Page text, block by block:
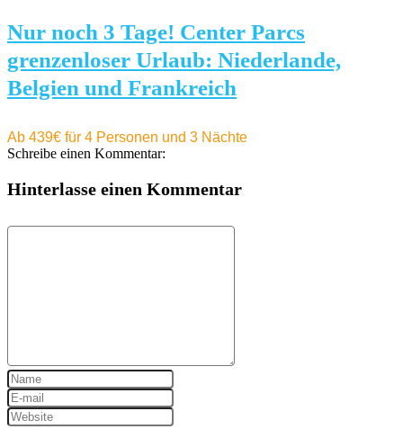
Nur noch 3 Tage! Center Parcs
grenzenloser Urlaub: Niederlande,
Belgien und Frankreich
Ab 439€ für 4 Personen und 3 Nächte
Schreibe einen Kommentar:
Hinterlasse einen Kommentar